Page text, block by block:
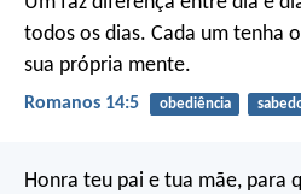
todos os dias. Cada um tenha
sua própria mente.
Romanos 14:5 obediência
Honra teu pai e tua mãe, para